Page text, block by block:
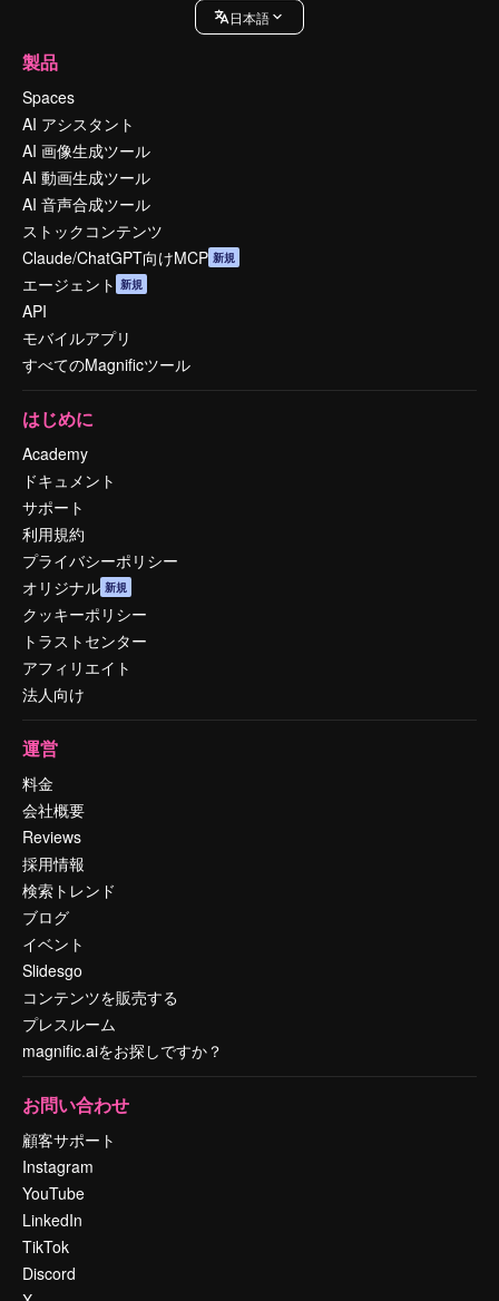
日本語
製品
Spaces
AI アシスタント
AI 画像生成ツール
AI 動画生成ツール
AI 音声合成ツール
ストックコンテンツ
Claude/ChatGPT向けMCP 新規
エージェント 新規
API
モバイルアプリ
すべてのMagnificツール
はじめに
Academy
ドキュメント
サポート
利用規約
プライバシーポリシー
オリジナル 新規
クッキーポリシー
トラストセンター
アフィリエイト
法人向け
運営
料金
会社概要
Reviews
採用情報
検索トレンド
ブログ
イベント
Slidesgo
コンテンツを販売する
プレスルーム
magnific.aiをお探しですか？
お問い合わせ
顧客サポート
Instagram
YouTube
LinkedIn
TikTok
Discord